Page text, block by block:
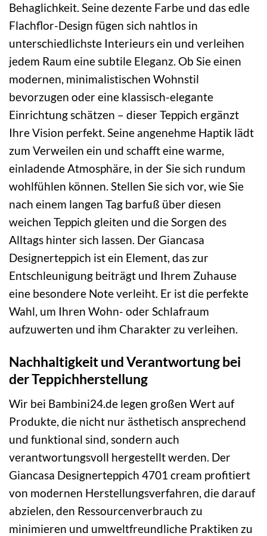
Behaglichkeit. Seine dezente Farbe und das edle
Flachflor-Design fügen sich nahtlos in
unterschiedlichste Interieurs ein und verleihen
jedem Raum eine subtile Eleganz. Ob Sie einen
modernen, minimalistischen Wohnstil
bevorzugen oder eine klassisch-elegante
Einrichtung schätzen – dieser Teppich ergänzt
Ihre Vision perfekt. Seine angenehme Haptik lädt
zum Verweilen ein und schafft eine warme,
einladende Atmosphäre, in der Sie sich rundum
wohlfühlen können. Stellen Sie sich vor, wie Sie
nach einem langen Tag barfuß über diesen
weichen Teppich gleiten und die Sorgen des
Alltags hinter sich lassen. Der Giancasa
Designerteppich ist ein Element, das zur
Entschleunigung beiträgt und Ihrem Zuhause
eine besondere Note verleiht. Er ist die perfekte
Wahl, um Ihren Wohn- oder Schlafraum
aufzuwerten und ihm Charakter zu verleihen.
Nachhaltigkeit und Verantwortung bei
der Teppichherstellung
Wir bei Bambini24.de legen großen Wert auf
Produkte, die nicht nur ästhetisch ansprechend
und funktional sind, sondern auch
verantwortungsvoll hergestellt werden. Der
Giancasa Designerteppich 4701 cream profitiert
von modernen Herstellungsverfahren, die darauf
abzielen, den Ressourcenverbrauch zu
minimieren und umweltfreundliche Praktiken zu